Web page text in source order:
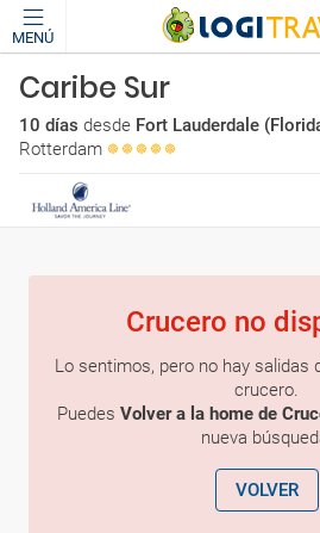
MENÚ
Caribe Sur
10 días desde Fort Lauderdale
Rotterdam
Crucero no
Lo sentimos, pero no hay salidas
crucero.
Puedes Volver a la home de
nueva
VOLVER